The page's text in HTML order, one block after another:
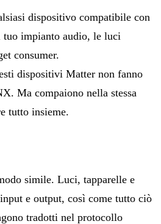
dispositivo compatibile con
tuo impianto audio, le luci
consumer.
dispositivi Matter non fanno
Ma compaiono nella stessa
tutto insieme.
simile. Luci, tapparelle e
e output, così come tutto ciò
tradotti nel protocollo